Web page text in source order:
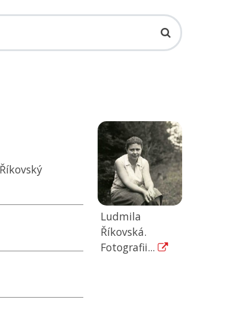
Ludmila
Říkovská.
Fotografii...